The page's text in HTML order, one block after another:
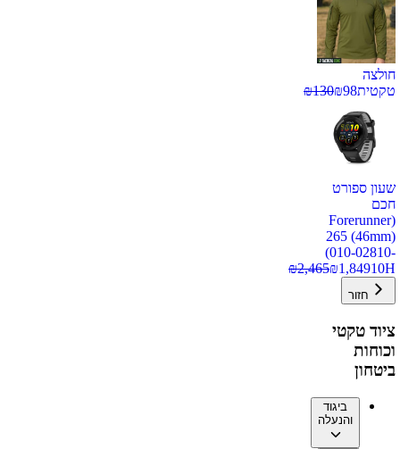
חולצה
טקטית
₪98
₪130
שעון ספורט
חכם
(Forerunner
265 (46mm)
(010-02810-
10H
₪1,849
₪2,465
חזור
ציוד טקטי
וכוחות
ביטחון
ביגוד
והנעלה